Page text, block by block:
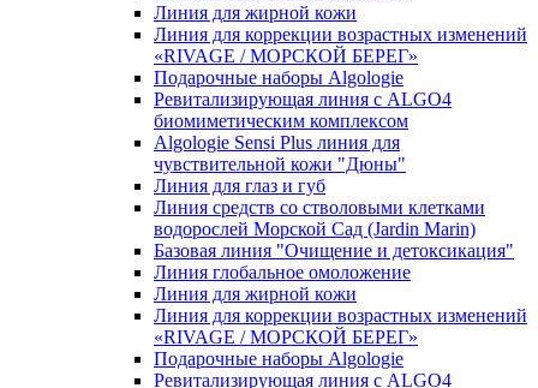
Линия для жирной кожи
Линия для коррекции возрастных изменений
«RIVAGE / МОРСКОЙ БЕРЕГ»
Подарочные наборы Algologie
Ревитализирующая линия с ALGO4
биомиметическим комплексом
Algologie Sensi Plus линия для
чувcтвительной кожи "Дюны"
Линия для глаз и губ
Линия средств со стволовыми клетками
водорослей Морской Сад (Jardin Marin)
Базовая линия "Очищение и детоксикация"
Линия глобальное омоложение
Линия для жирной кожи
Линия для коррекции возрастных изменений
«RIVAGE / МОРСКОЙ БЕРЕГ»
Подарочные наборы Algologie
Ревитализирующая линия с ALGO4